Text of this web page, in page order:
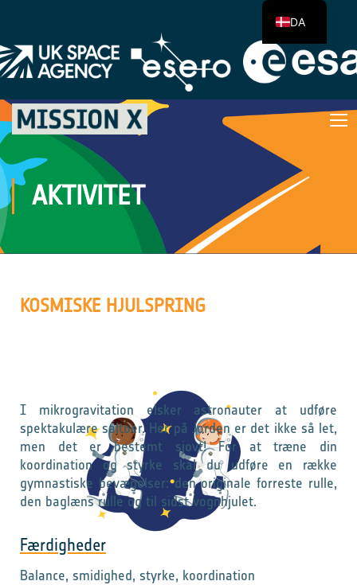
AKTIVITET
KOSMISKE HJULSPRING
I mikrogravitation elsker astronauter at udføre
spektakulære saltoer. Her på Jorden er det ikke så let,
men det er bestemt sjovt! For at træne din
koordination og styrke skal du udføre en række
gymnastiske bevægelser: den originale forreste rulle,
den baglæns rulle og til sidst vognhjulet.
Færdigheder
Balance, smidighed, styrke, koordination
DA